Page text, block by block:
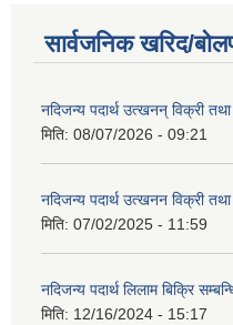
सार्वजनिक खरिद/
नदिजन्य पदार्थ उत्खनन् विक्री
मिति: 08/07/2026 - 09:21
नदिजन्य पदार्थ उत्खनन विक्री
मिति: 07/02/2025 - 11:59
नदिजन्य पदार्थ लिलाम बिक्रि
मिति: 12/16/2024 - 15:17